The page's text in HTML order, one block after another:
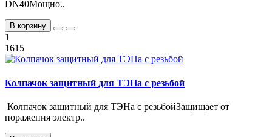
DN40Мощно..
В корзину
1
1615
Колпачок защитный для ТЭНа с резьбой
Колпачок защитный для ТЭНа с резьбойЗащищает от
поражения электр..